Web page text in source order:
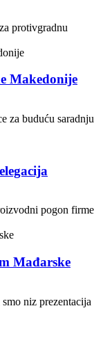
protivgradnu
Makedonije
za buduću saradnju
pogon firme
Mađarske
niz prezentacija